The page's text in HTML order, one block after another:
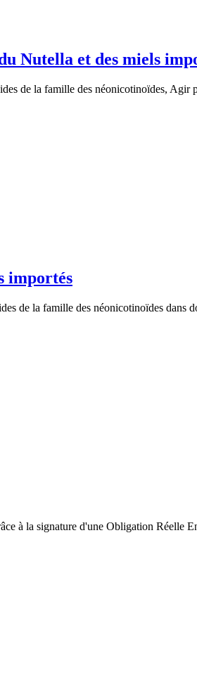
Nutella et des miels
de la famille des néonicotinoïdes,
importés
de la famille des néonicotinoïdes dans
à la signature d'une Obligation Réelle